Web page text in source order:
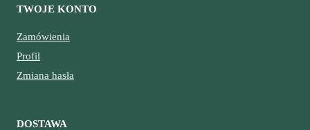
TWOJE KONTO
Zamówienia
Profil
Zmiana hasła
DOSTAWA